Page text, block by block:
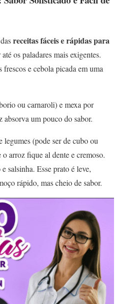
receitas fáceis e rápidas para
os paladares mais exigentes.
e cebola picada em uma
ou carnaroli) e mexa por
absorva um pouco do sabor.
(pode ser de cubo ou
arroz fique al dente e cremoso.
salsinha. Esse prato é leve,
rápido, mas cheio de sabor.